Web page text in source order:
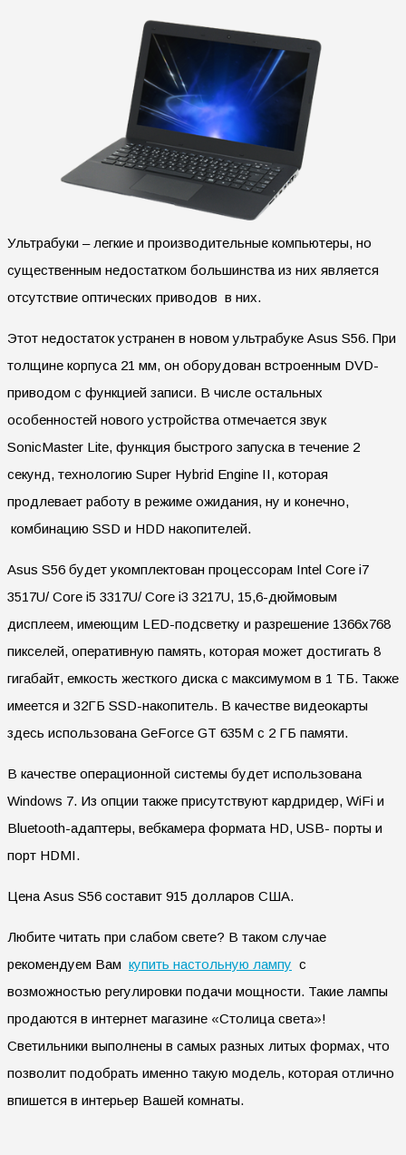
Ультрабуки – легкие и производительные компьютеры, но
существенным недостатком большинства из них является
отсутствие оптических приводов в них.
Этот недостаток устранен в новом ультрабуке Asus S56. При
толщине корпуса 21 мм, он оборудован встроенным DVD-
приводом с функцией записи. В числе остальных
особенностей нового устройства отмечается звук
SonicMaster Lite, функция быстрого запуска в течение 2
секунд, технологию Super Hybrid Engine II, которая
продлевает работу в режиме ожидания, ну и конечно,
комбинацию SSD и HDD накопителей.
Asus S56 будет укомплектован процессорам Intel Core i7
3517U/ Core i5 3317U/ Core i3 3217U, 15,6-дюймовым
дисплеем, имеющим LED-подсветку и разрешение 1366х768
пикселей, оперативную память, которая может достигать 8
гигабайт, емкость жесткого диска с максимумом в 1 ТБ. Также
имеется и 32ГБ SSD-накопитель. В качестве видеокарты
здесь использована GeForce GT 635M с 2 ГБ памяти.
В качестве операционной системы будет использована
Windows 7. Из опции также присутствуют кардридер, WiFi и
Bluetooth-адаптеры, вебкамера формата HD, USB- порты и
порт HDMI.
Цена Asus S56 составит 915 долларов США.
Любите читать при слабом свете? В таком случае
рекомендуем Вам купить настольную лампу с
возможностью регулировки подачи мощности. Такие лампы
продаются в интернет магазине «Столица света»!
Светильники выполнены в самых разных литых формах, что
позволит подобрать именно такую модель, которая отлично
впишется в интерьер Вашей комнаты.